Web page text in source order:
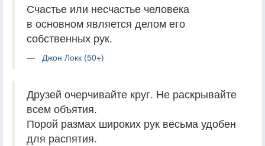
Счастье или несчастье человека
в основном является делом его
собственных рук.
Джон Локк (50+)
Друзей очерчивайте круг. Не раскрывайте
всем объятия.
Порой размах широких рук весьма удобен
для распятия.